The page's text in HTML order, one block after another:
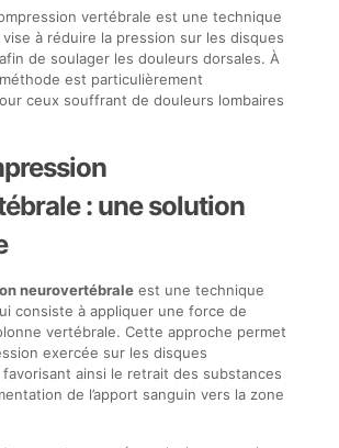
vertébrale est une technique
à réduire la pression sur les disques
de soulager les douleurs dorsales. À
est particulièrement
ceux souffrant de douleurs lombaires
: une solution
neurovertébraleest une technique
consiste à appliquer une force de
vertébrale. Cette approche permet
exercée sur les disques
ainsi le retrait des substances
de l’apport sanguin vers la zone